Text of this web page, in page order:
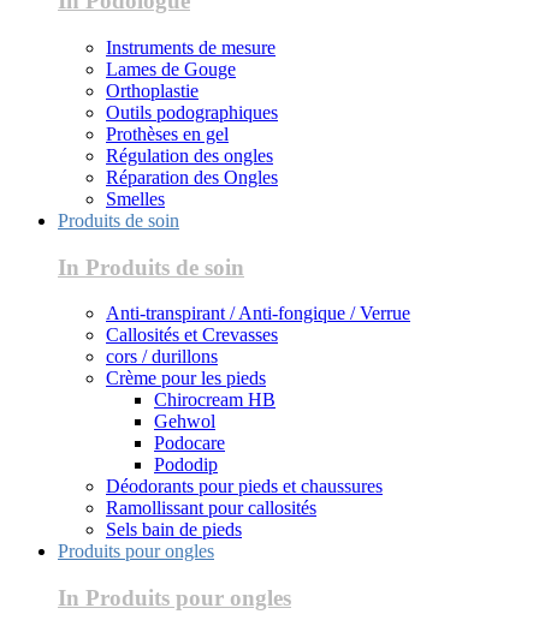
Instruments de mesure
Lames de Gouge
Orthoplastie
Outils podographiques
Prothèses en gel
Régulation des ongles
Réparation des Ongles
Smelles
Produits de soin
In Produits de soin
Anti-transpirant / Anti-fongique / Verrue
Callosités et Crevasses
cors / durillons
Crème pour les pieds
Chirocream HB
Gehwol
Podocare
Pododip
Déodorants pour pieds et chaussures
Ramollissant pour callosités
Sels bain de pieds
Produits pour ongles
In Produits pour ongles